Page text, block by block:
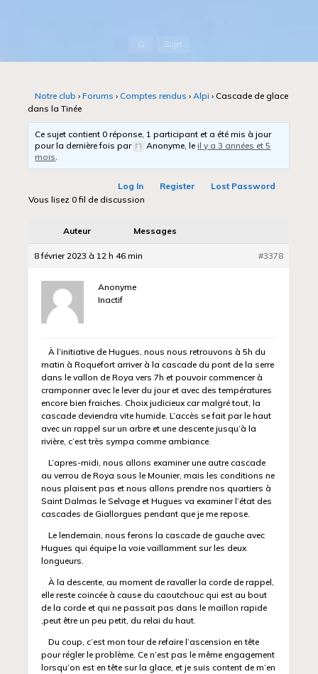
AccueilSujet
Notre club › Forums › Comptes rendus › Alpi › Cascade de glace
dans la Tinée
Ce sujet contient 0 réponse, 1 participant et a été mis à jour
pour la dernière fois par
Anonyme, leil y a 3 années et 5
mois.
Log In Register
Lost Password
Vous lisez 0 fil de discussion
Auteur Messages
8 février 2023 à 12 h 46 min #3378
Anonyme
Inactif
À l’initiative de Hugues, nous nous retrouvons à 5h du
matin à Roquefort arriver à la cascade du pont de la serre
dans le vallon de Roya vers 7h et pouvoir commencer à
cramponner avec le lever du jour et avec des températures
encore bien fraiches. Choix judicieux car malgré tout, la
cascade deviendra vite humide. L’accès se fait par le haut
avec un rappel sur un arbre et une descente jusqu’à la
rivière, c’est très sympa comme ambiance.
L’apres-midi, nous allons examiner une autre cascade
au verrou de Roya sous le Mounier, mais les conditions ne
nous plaisent pas et nous allons prendre nos quartiers à
Saint Dalmas le Selvage et Hugues va examiner l’état des
cascades de Giallorgues pendant que je me repose.
Le lendemain, nous ferons la cascade de gauche avec
Hugues qui équipe la voie vaillamment sur les deux
longueurs.
À la descente, au moment de ravaller la corde de rappel,
elle reste coincée à cause du caoutchouc qui est au bout
de la corde et qui ne passait pas dans le maillon rapide
,peut être un peu petit, du relai du haut.
Du coup, c’est mon tour de refaire l’ascension en tête
pour régler le problème. Ce n’est pas le même engagement
lorsqu’on est en tête sur la glace, et je suis content de m’en